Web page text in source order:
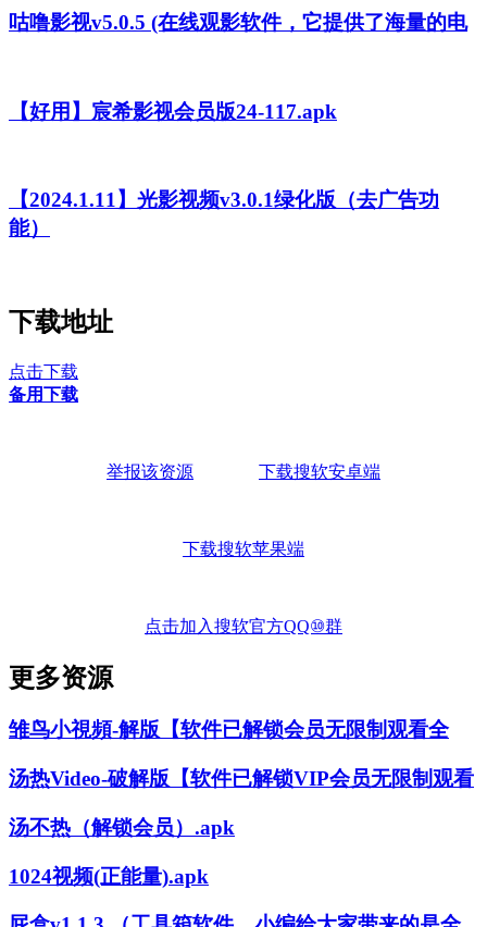
咕噜影视v5.0.5 (在线观影软件，它提供了海量的电
【好用】宸希影视会员版24-117.apk
【2024.1.11】光影视频v3.0.1绿化版（去广告功
能）
下载地址
点击下载
备用下载
举报该资源 下载搜软安卓端
下载搜软苹果端
点击加入搜软官方QQ⑩群
更多资源
雏鸟小視頻-解版【软件已解锁会员无限制观看全
汤热Video-破解版【软件已解锁VIP会员无限制观看
汤不热（解锁会员）.apk
1024视频(正能量).apk